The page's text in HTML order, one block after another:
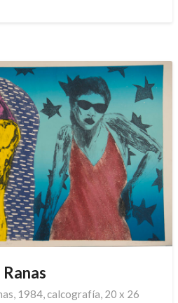
1984, calcografía, 20 x 26